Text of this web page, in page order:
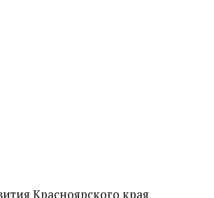
Красноярского края